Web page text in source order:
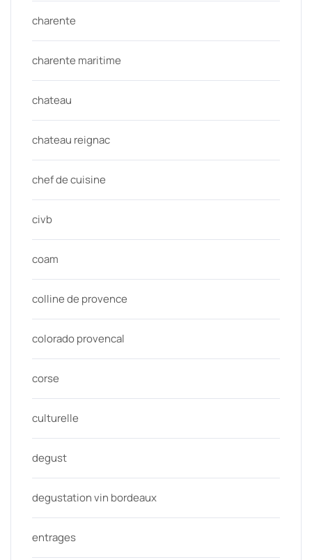
charente
charente maritime
chateau
chateau reignac
chef de cuisine
civb
coam
colline de provence
colorado provencal
corse
culturelle
degust
degustation vin bordeaux
entrages